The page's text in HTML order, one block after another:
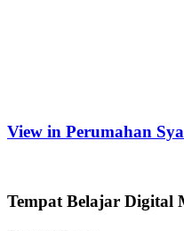
View in Perumahan
Tempat Belajar Digital